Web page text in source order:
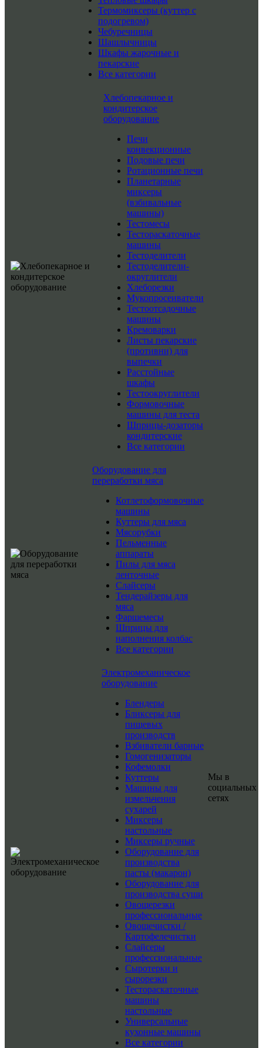
Термомиксеры (куттер с
подогревом)
Чебуречницы
Шашлычницы
Шкафы жарочные и
пекарские
Все категории
Хлебопекарное и
кондитерское
оборудование
Печи
конвекционные
Подовые печи
Ротационные печи
Планетарные
миксеры
(взбивальные
машины)
Тестомесы
Тестораскаточные
машины
Тестоделители
Тестоделители-
округлители
Хлеборезки
Мукопросеиватели
Тестоотсадочные
машины
Кремоварки
Листы пекарские
(противни) для
выпечки
Расстойные
шкафы
Тестоокруглители
Формовочные
машины для теста
Шприцы-дозаторы
кондитерские
Все категории
Оборудование для
переработки мяса
Котлетоформовочные
машины
Куттеры для мяса
Мясорубки
Пельменные
аппараты
Пилы для мяса
ленточные
Слайсеры
Тендерайзеры для
мяса
Фаршемесы
Шприцы для
наполнения колбас
Все категории
Электромеханическое
оборудование
Блендеры
Бликсеры для
пищевых
производств
Взбиватели барные
Гомогенизаторы
Кофемолки
Куттеры
Машины для
измельчения
сухарей
Миксеры
настольные
Миксеры ручные
Оборудование для
производства
пасты (макарон)
Оборудование для
производства суши
Овощерезки
профессиональные
Овощечистки /
Картофелечистки
Слайсеры
профессиональные
Сыротерки и
сырорезки
Тестораскаточные
машины
настольные
Универсальные
кухонные машины
Все категории
Мы в
социальных
сетях